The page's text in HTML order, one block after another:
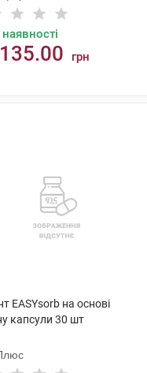
135.00 грн
EASYsorb на основі
капсули 30 шт